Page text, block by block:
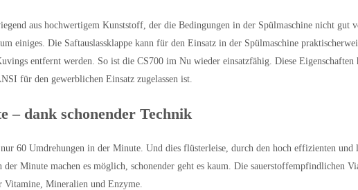
aus hochwertigem Kunststoff, der die Bedingungen in der Spülmaschine nicht gut
einiges. Die Saftauslassklappe kann für den Einsatz in der Spülmaschine
entfernt werden. So ist die CS700 im Nu wieder einsatzfähig. Diese Eigenschaften
für den gewerblichen Einsatz zugelassen ist.
– dank schonender Technik
60 Umdrehungen in der Minute. Und dies flüsterleise, durch den hoch effizienten
Minute machen es möglich, schonender geht es kaum. Die sauerstoffempfindlichen
Vitamine , Mineralien und Enzyme